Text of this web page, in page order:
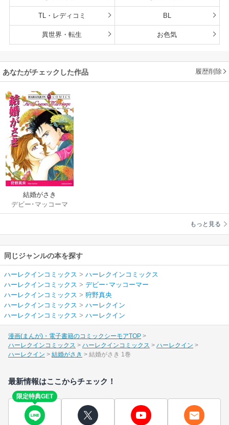
TL・レディコミ BL
異世界・転生 お色気
あなたがチェックした作品 履歴削除
結婚がさき
デビー･マッコーマ
ー/狩野真央
もっと見る
同じジャンルの本を探す
ハーレクインコミックス > ハーレクインコミックス
ハーレクインコミックス > デビー･マッコーマー
ハーレクインコミックス > 狩野真央
ハーレクインコミックス > ハーレクイン
ハーレクインコミックス > ハーレクイン
漫画(まんが)・電子書籍のコミックシーモアTOP
ハーレクインコミックス
ハーレクインコミックス
ハーレクイン
ハーレクイン
結婚がさき 結婚がさき 1巻
最新情報はここからチェック！
限定特典GET